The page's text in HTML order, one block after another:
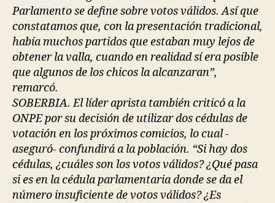
Parlamento se define sobre votos válidos. Así que
constatamos que, con la presentación tradicional,
había muchos partidos que estaban muy lejos de
obtener la valla, cuando en realidad sí era posible
que algunos de los chicos la alcanzaran”,
remarcó.
SOBERBIA. El líder aprista también criticó a la
ONPE por su decisión de utilizar dos cédulas de
votación en los próximos comicios, lo cual -
aseguró- confundirá a la población. “Si hay dos
cédulas, ¿cuáles son los votos válidos? ¿Qué pasa
si es en la cédula parlamentaria donde se da el
número insuficiente de votos válidos? ¿Es